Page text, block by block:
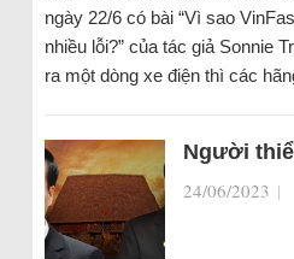
ngày 22/6 có bài “Vì sao
nhiều lỗi?” của tác giả Sonnie
ra một dòng xe điện thì các
Người
24/06/2023 |